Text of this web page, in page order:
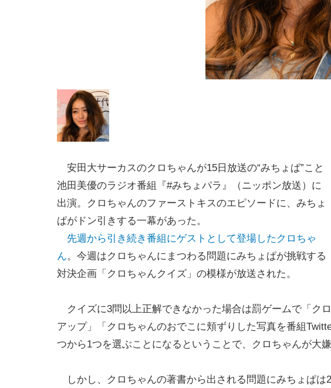
安田大サーカスのクロちゃんが15日放送の“みちょぱ”こと
池田美優のラジオ番組『#みちょパラ』（ニッポン放送）に
出演。クロちゃんのファーストキスのエピソードに、みちょ
ぱがドン引きする一幕があった。
先週から引き続き番組にゲストとして登場したクロちゃ
ん。今週はクロちゃんにまつわる問題にみちょぱが挑戦する
対決企画「クロちゃんクイズ」の模様が放送された。
クイズに3問以上正解できなかった場合は罰ゲームで「ク
アップ」「クロちゃんのおでこに頬ずりした写真を番組
つから1つを選ぶことになるということで、クロちゃんが大
しかし、クロちゃんの著書から出される問題にみちょぱは